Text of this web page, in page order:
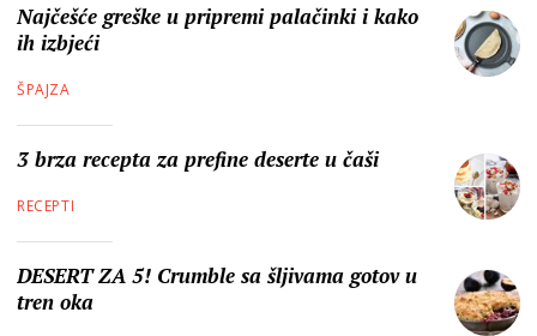
Najčešće greške u pripremi palačinki i kako
ih izbjeći
ŠPAJZA
3 brza recepta za prefine deserte u čaši
RECEPTI
DESERT ZA 5! Crumble sa šljivama gotov u
tren oka